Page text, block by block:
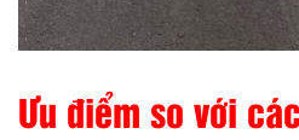
Ưu điểm so với